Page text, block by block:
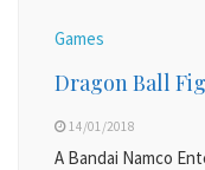
Games
Dragon Ball
14/01/2018
A Bandai Namco